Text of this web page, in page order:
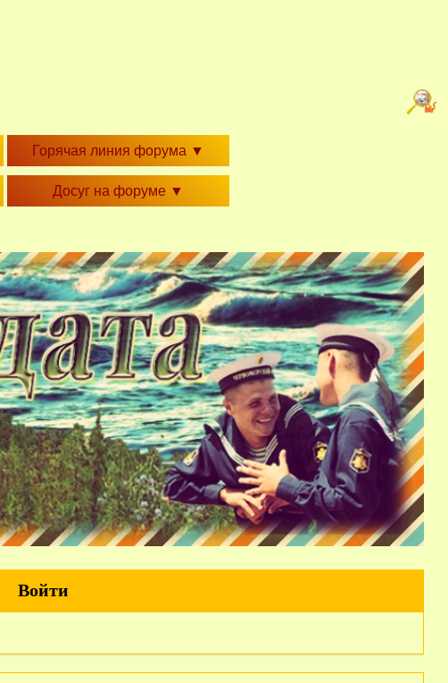
Горячая линия форума ▼
Досуг на форуме ▼
Войти